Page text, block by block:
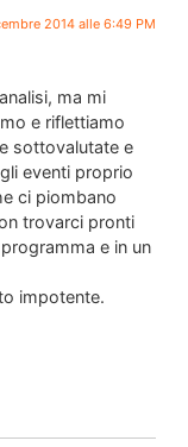
2014 alle 6:49 PM
ma mi
e riflettiamo
sottovalutate e
eventi proprio
ci piombano
trovarci pronti
e in un
impotente.